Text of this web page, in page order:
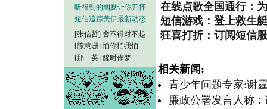
听得到的幽默让你开怀
短信追踪美伊最新动态
[张信哲] 舍不得对不起
[陈慧珊] 怕你怕我怕
[那 英] 醒时作梦
在线点歌全国通行：
短信游戏：登上救生
狂喜打折：订阅短信
相关新闻:
青少年问题专家:谢
廉政公署发言人称